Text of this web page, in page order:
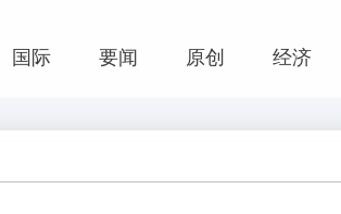
国际 要闻 原创 经济